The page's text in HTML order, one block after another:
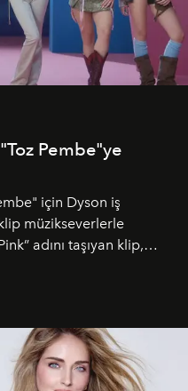
Pembe"ye
için Dyson iş
müzikseverlerle
adını taşıyan klip,